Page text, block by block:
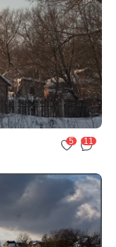
5 11